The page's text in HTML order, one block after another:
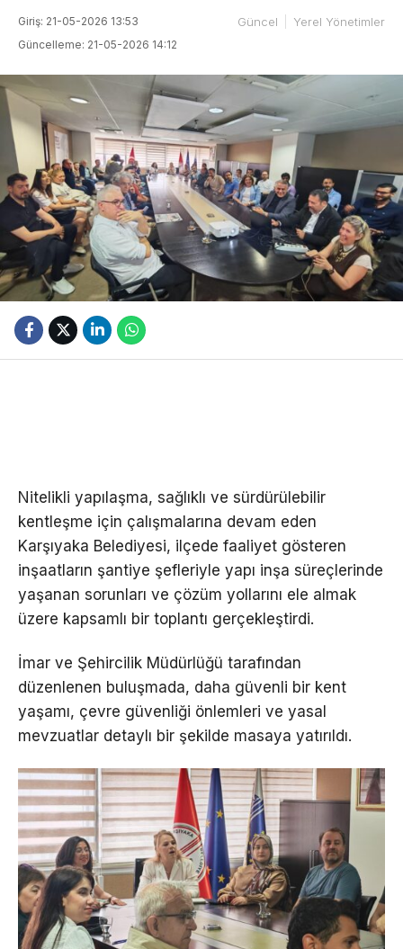
Giriş: 21-05-2026 13:53
Güncelleme: 21-05-2026 14:12
Güncel Yerel Yönetimler
Nitelikli yapılaşma, sağlıklı ve sürdürülebilir
kentleşme için çalışmalarına devam eden
Karşıyaka Belediyesi, ilçede faaliyet gösteren
inşaatların şantiye şefleriyle yapı inşa süreçlerinde
yaşanan sorunları ve çözüm yollarını ele almak
üzere kapsamlı bir toplantı gerçekleştirdi.
İmar ve Şehircilik Müdürlüğü tarafından
düzenlenen buluşmada, daha güvenli bir kent
yaşamı, çevre güvenliği önlemleri ve yasal
mevzuatlar detaylı bir şekilde masaya yatırıldı.